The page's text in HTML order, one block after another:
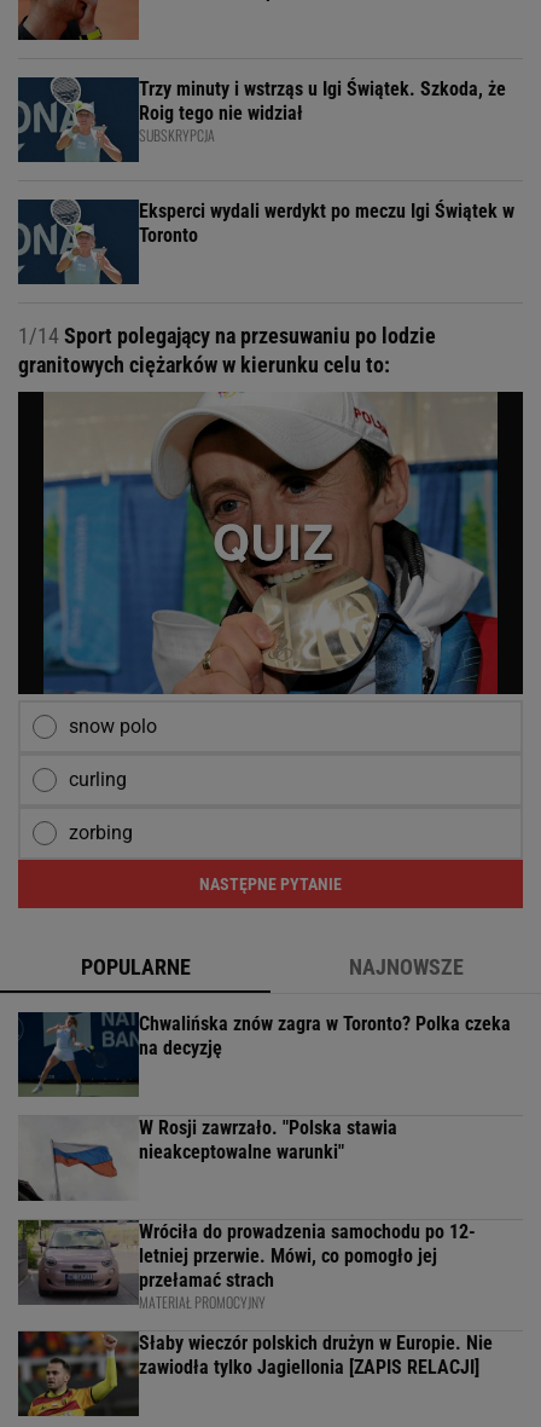
Trzy minuty i wstrząs u Igi Świątek. Szkoda, że
Roig tego nie widział
SUBSKRYPCJA
Eksperci wydali werdykt po meczu Igi Świątek w
Toronto
1/14Sport polegający na przesuwaniu po lodzie
granitowych ciężarków w kierunku celu to:
snow polo
curling
zorbing
NASTĘPNE PYTANIE
POPULARNE NAJNOWSZE
Chwalińska znów zagra w Toronto? Polka czeka
na decyzję
W Rosji zawrzało. "Polska stawia
nieakceptowalne warunki"
Wróciła do prowadzenia samochodu po 12-
letniej przerwie. Mówi, co pomogło jej
przełamać strach
MATERIAŁ PROMOCYJNY
Słaby wieczór polskich drużyn w Europie. Nie
zawiodła tylko Jagiellonia [ZAPIS RELACJI]